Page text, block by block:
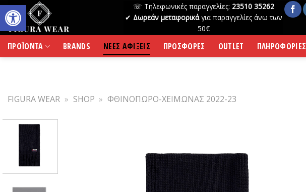
Skip
to
content
☏ Τηλεφωνικές παραγγελίες: 23510 35262
✔ Δωρεάν μεταφορικάγια παραγγελίες άνω των
50€
ΠΡΟΪΟΝΤΑ BRANDS ΝΕΕΣ ΑΦΙΞΕΙΣ ΠΡΟΣΦΟΡΕΣ OUTLET ΠΛΗΡΟΦΟΡΙΕΣ
FIGURA WEAR » SHOP » ΦΘΙΝΟΠΩΡΟ-ΧΕΙΜΩΝΑΣ 2022-23